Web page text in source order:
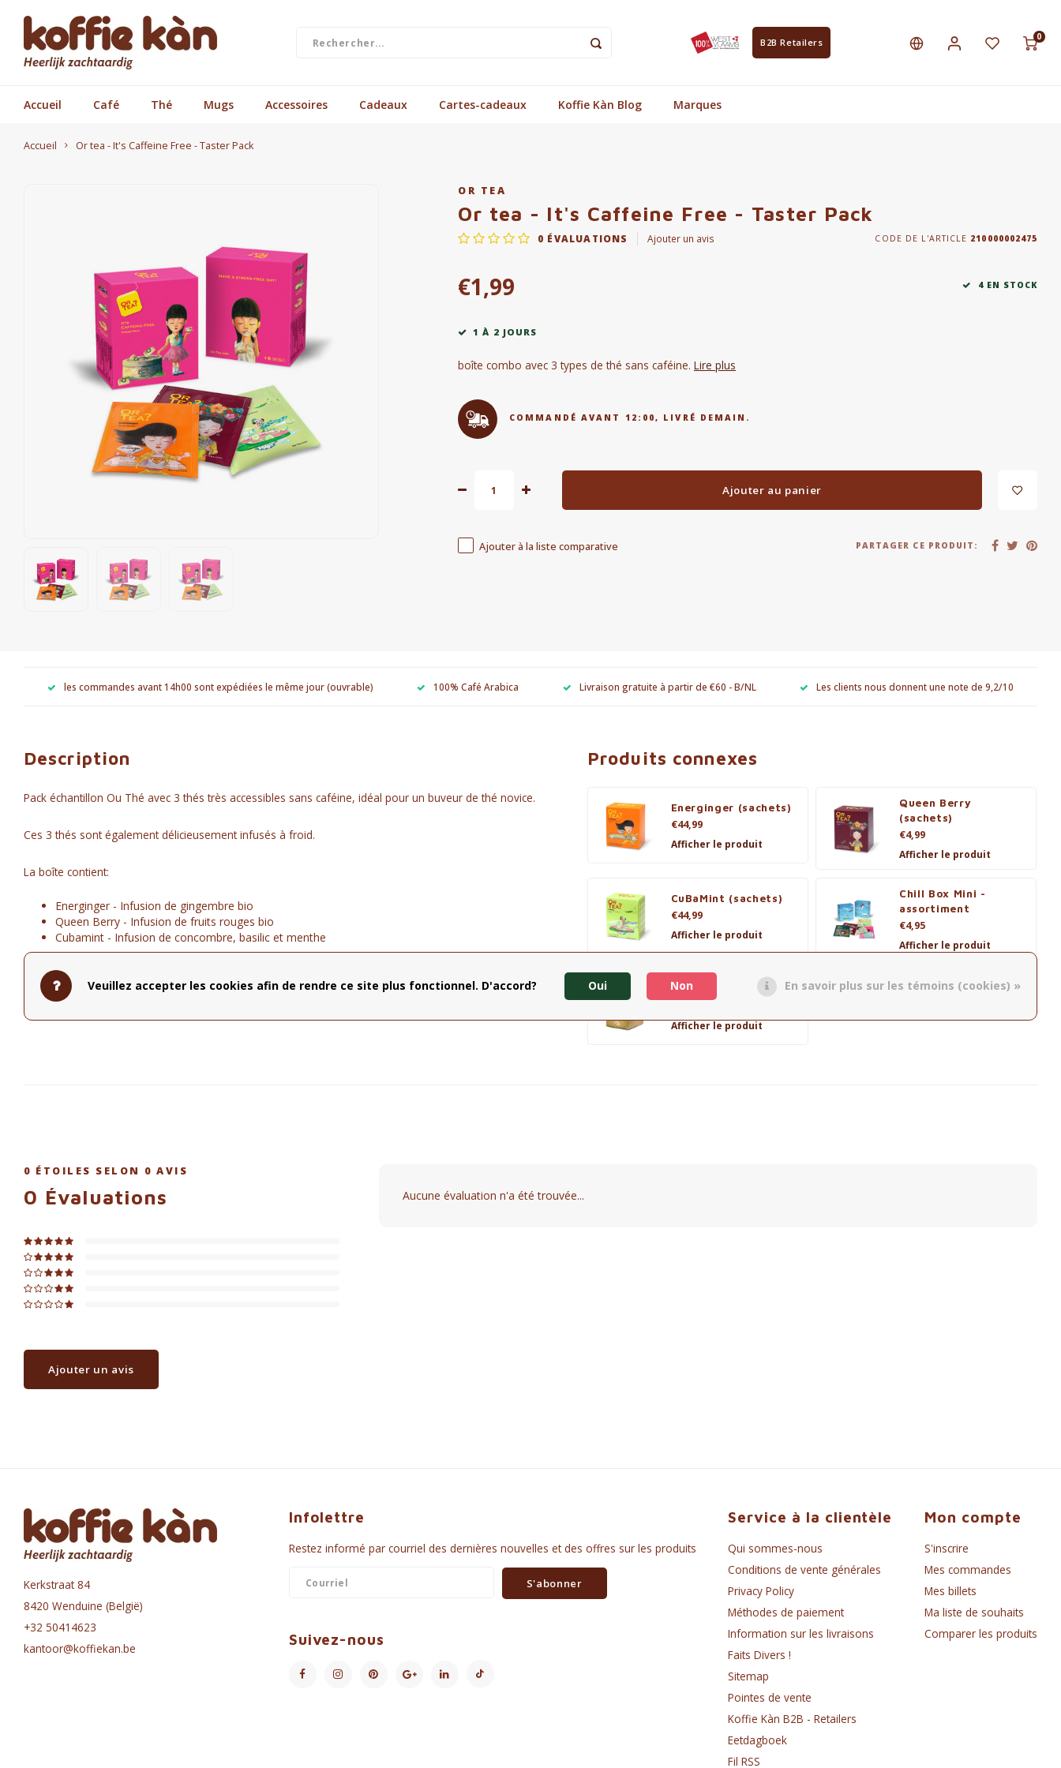
B2B Retailers
0
Accueil Café Thé Mugs Accessoires Cadeaux Cartes-cadeaux Koffie Kàn Blog Marques
Accueil Or tea - It's Caffeine Free - Taster Pack
OR TEA
Or tea - It's Caffeine Free - Taster Pack
0 ÉVALUATIONS Ajouter un avis CODE DE L'ARTICLE 210000002475
€1,99 4 EN STOCK
1 À 2 JOURS
boîte combo avec 3 types de thé sans caféine. Lire plus
COMMANDÉ AVANT 12:00, LIVRÉ DEMAIN.
Ajouter au panier
Ajouter à la liste comparative PARTAGER CE PRODUIT:
les commandes avant 14h00 sont expédiées le même jour (ouvrable) 100% Café Arabica Livraison gratuite à partir de €60 - B/NL Les clients nous donnent une note de 9,2/10
Description
Pack échantillon Ou Thé avec 3 thés très accessibles sans caféine, idéal pour un buveur de thé novice.
Ces 3 thés sont également délicieusement infusés à froid.
La boîte contient:
Energinger - Infusion de gingembre bio
Queen Berry - Infusion de fruits rouges bio
Cubamint - Infusion de concombre, basilic et menthe
Produits connexes
Energinger (sachets)
€44,99
Afficher le produit
Queen Berry
(sachets)
€4,99
Afficher le produit
CuBaMint (sachets)
€44,99
Afficher le produit
Chill Box Mini -
assortiment
€4,95
Afficher le produit
Winter Wonder Tea
Afficher le produit
0 ÉTOILES SELON 0 AVIS
0 Évaluations
Ajouter un avis
Aucune évaluation n'a été trouvée...
Kerkstraat 84
8420 Wenduine (België)
+32 50414623
kantoor@koffiekan.be
Infolettre
Restez informé par courriel des dernières nouvelles et des offres sur les produits
S'abonner
Suivez-nous
Service à la clientèle
Qui sommes-nous
Conditions de vente générales
Privacy Policy
Méthodes de paiement
Information sur les livraisons
Faits Divers !
Sitemap
Pointes de vente
Koffie Kàn B2B - Retailers
Eetdagboek
Fil RSS
Mon compte
S'inscrire
Mes commandes
Mes billets
Ma liste de souhaits
Comparer les produits
Veuillez accepter les cookies afin de rendre ce site plus fonctionnel. D'accord? Oui Non En savoir plus sur les témoins (cookies) »